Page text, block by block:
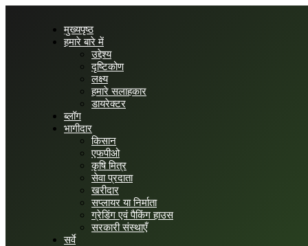
मुख्यपृष्ठ
हमारे बारे में
उद्देश्य
दृष्टिकोण
लक्ष्य
हमारे सलाहकार
डायरेक्टर
ब्लॉग
भागीदार
किसान
एफपीओ
कृषि मित्र
सेवा प्रदाता
खरीदार
सप्लायर या निर्माता
ग्रेडिंग एवं पैकिंग हाउस
सरकारी संस्थाएँ
सर्वे